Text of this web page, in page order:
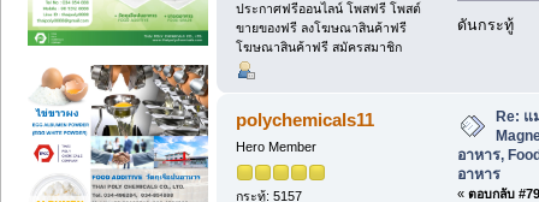
ประกาศฟรีออนไลน์ โพสฟรี โพสต์
ขายของฟรี ลงโฆษณาสินค้าฟรี
โฆษณาสินค้าฟรี สมัครสมาชิก
ดันกระทู้
polychemicals11
Hero Member
กระทู้: 5157
Re: แ
อาหาร,
อาหาร
« ตอบกลับ